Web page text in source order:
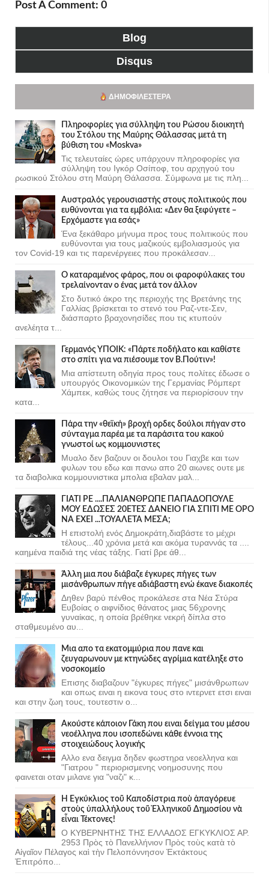
Post A Comment: 0
Blog
Disqus
ΔΗΜΟΦΙΛΈΣΤΕΡΑ
Πληροφορίες για σύλληψη του Ρώσου διοικητή
του Στόλου της Mαύρης Θάλασσας μετά τη
βύθιση του «Moskva»
Τις τελευταίες ώρες υπάρχουν πληροφορίες για
σύλληψη του Ιγκόρ Οσίποφ, του αρχηγού του
ρωσικού Στόλου στη Μαύρη Θάλασσα. Σύμφωνα με τις πλη...
Αυστραλός γερουσιαστής στους πολιτικούς που
ευθύνονται για τα εμβόλια: «Δεν θα ξεφύγετε –
Ερχόμαστε για εσάς»
Ένα ξεκάθαρο μήνυμα προς τους πολιτικούς που
ευθύνονται για τους μαζικούς εμβολιασμούς για
τον Covid-19 και τις παρενέργειες που προκάλεσαν...
Ο καταραμένος φάρος, που οι φαροφύλακες του
τρελαίνονταν ο ένας μετά τον άλλον
Στο δυτικό άκρο της περιοχής της Βρετάνης της
Γαλλίας βρίσκεται το στενό του Ραζ-ντε-Σεν,
διάσπαρτο βραχονησίδες που τις κτυπούν
ανελέητα τ...
Γερμανός ΥΠΟΙΚ: «Πάρτε ποδήλατο και καθίστε
στο σπίτι για να πιέσουμε τον Β.Πούτιν»!
Μια απίστευτη οδηγία προς τους πολίτες έδωσε ο
υπουργός Οικονομικών της Γερμανίας Ρόμπερτ
Χάμπεκ, καθώς τους ζήτησε να περιορίσουν την
κατα...
Πάρα την «θεϊκή» βροχή ορδες δούλοι πήγαν στο
σύνταγμα παρέα με τα παράσιτα του κακού
γνωστοί ως κομμουνιστες
Μυαλο δεν βαζουν οι δουλοι του Γιαχβε και των
φυλων του εδω και πανω απο 20 αιωνες ουτε με
τα διαβολικα κομμουνιστικα μπολια εβαλαν μαλ...
ΓΙΑΤΙ ΡΕ ....ΠΑΛΙΑΝΘΡΩΠΕ ΠΑΠΑΔΟΠΟΥΛΕ
ΜΟΥ ΕΔΩΣΕΣ 20ΕΤΕΣ ΔΑΝΕΙΟ ΓΙΑ ΣΠΙΤΙ ΜΕ ΟΡΟ
ΝΑ ΕΧΕΙ ...ΤΟΥΑΛΕΤΑ ΜΕΣΑ;
Η επιστολή ενός Δημοκράτη,διαβάστε το μέχρι
τέλους...40 χρόνια μετά και ακόμα τυραννάς τα ....
καημένα παιδιά της νέας τάξης. Γιατί βρε άθ...
Άλλη μια που διάβαζε έγκυρες πήγες των
μισάνθρωπων πήγε αδιάβαστη ενώ έκανε διακοπές
Δηθεν βαρύ πένθος προκάλεσε στα Νέα Στύρα
Ευβοίας ο αιφνίδιος θάνατος μιας 56χρονης
γυναίκας, η οποία βρέθηκε νεκρή δίπλα στο
σταθμευμένο αυ...
Μια απο τα εκατομμύρια που πανε και
ζευγαρωνουν με κτηνώδες αγρίμια κατέληξε στο
νοσοκομείο
Επισης διαβαζουν "έγκυρες πήγες" μισάνθρωπων
και οπως ειναι η εικονα τους στο ιντερνετ ετσι ειναι
και στην ζωη τους, τουτεστιν ο...
Ακούστε κάποιον Γάκη που ειναι δείγμα του μέσου
νεοέλληνα που ισοπεδώνει κάθε έννοια της
στοιχειώδους λογικής
Αλλο ενα δειγμα δηδεν φωστηρα νεοελληνα και
"Γιατρου " περιορισμενης νοημοσυνης που
φαινεται οταν μιλανε για "ναζι" κ...
Ἡ Ἐγκύκλιος τοῦ Καποδίστρια ποὺ ἀπαγόρευε
στοὺς ὑπαλλήλους τοῦ Ἑλληνικοῦ Δημοσίου νὰ
εἶναι Τέκτονες!
Ο ΚΥΒΕΡΝΗΤΗΣ ΤΗΣ ΕΛΛΑΔΟΣ ΕΓΚΥΚΛΙΟΣ ΑΡ.
2953 Πρὸς τὸ Πανελλήνιον Πρὸς τοὺς κατὰ τὸ
Αἰγαῖον Πέλαγος καὶ τὴν Πελοπόννησον Ἐκτάκτους
Ἐπιτρόπο...